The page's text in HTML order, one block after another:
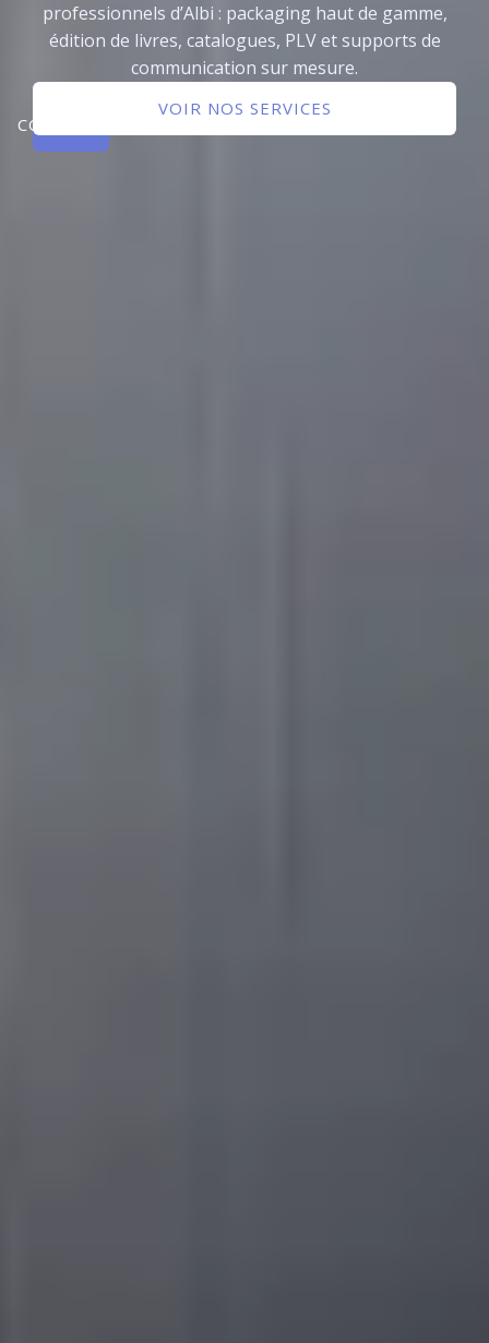
professionnels d’Albi : packaging haut de gamme,
édition de livres, catalogues, PLV et supports de
communication sur mesure.
CONTACTER
VOIR NOS SERVICES